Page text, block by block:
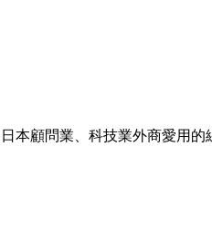
本顧問業、科技業外商愛用